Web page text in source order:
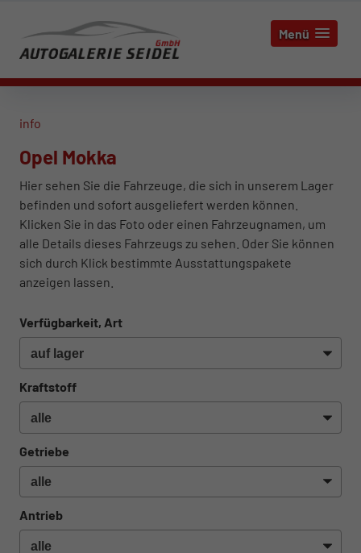
Menü
info
Opel Mokka
Hier sehen Sie die Fahrzeuge, die sich in unserem Lager
befinden und sofort ausgeliefert werden können.
Klicken Sie in das Foto oder einen Fahrzeugnamen, um
alle Details dieses Fahrzeugs zu sehen. Oder Sie können
sich durch Klick bestimmte Ausstattungspakete
anzeigen lassen.
Verfügbarkeit, Art
Kraftstoff
Getriebe
Antrieb